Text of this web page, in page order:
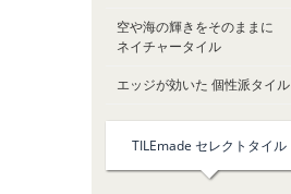
空や海の輝きをそのままに
ネイチャータイル
エッジが効いた 個性派タイル
TILEmade セレクトタイル